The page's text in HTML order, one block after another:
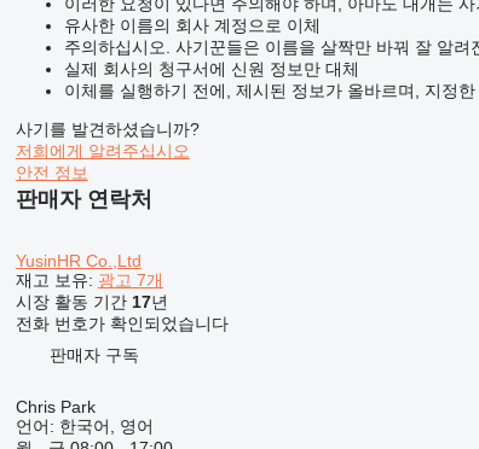
유사한 이름의 회사 계정으로 이체
주의하십시오. 사기꾼들은 이름을 살짝만 바꿔 잘 알
실제 회사의 청구서에 신원 정보만 대체
이체를 실행하기 전에, 제시된 정보가 올바르며, 지정
사기를 발견하셨습니까?
저희에게 알려주십시오
안전 정보
판매자 연락처
YusinHR Co.,Ltd
재고 보유: 광고 7개
시장 활동 기간 17년
전화 번호가 확인되었습니다
판매자 구독
Chris Park
언어: 한국어, 영어